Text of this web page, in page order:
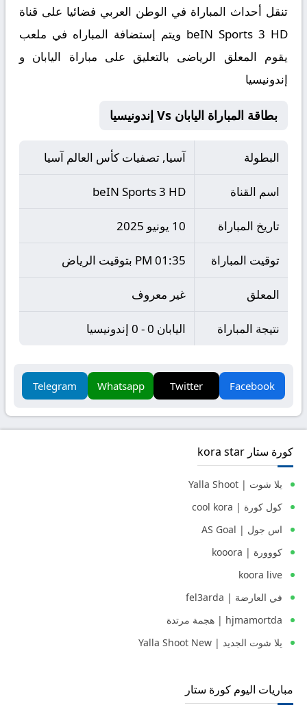
تنقل أحداث المباراة في الوطن العربي فضائيا على قناة
beIN Sports 3 HD ويتم إستضافة المباراه في ملعب
يقوم المعلق الرياضى بالتعليق على مباراة اليابان و
إندونيسيا
بطاقة المباراة اليابان Vs إندونيسيا
البطولة آسيا, تصفيات كأس العالم آسيا
اسم القناة beIN Sports 3 HD
تاريخ المباراة 10 يونيو 2025
توقيت المباراة 01:35 PM بتوقيت الرياض
المعلق غير معروف
نتيجة المباراة اليابان 0 - 0 إندونيسيا
Facebook
Twitter
Whatsapp
Telegram
كورة ستار kora star
يلا شوت | Yalla Shoot
كول كورة | cool kora
اس جول | AS Goal
كووورة | kooora
koora live
في العارضة | fel3arda
hjmamortda | هجمة مرتدة
يلا شوت الجديد | Yalla Shoot New
مباريات اليوم كورة ستار